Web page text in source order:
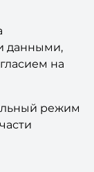
цены,
данными,
на
режим